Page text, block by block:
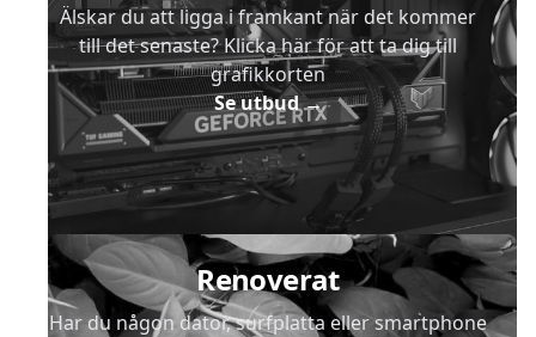
Älskar du att ligga i framkant när det kommer
till det senaste? Klicka här för att ta dig till
grafikkorten
Se utbud→
Renoverat
Har du någon dator, surfplatta eller smartphone